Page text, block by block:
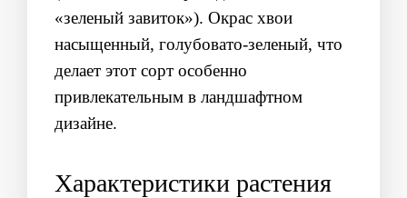
«зеленый завиток»). Окрас хвои
насыщенный, голубовато-зеленый, что
делает этот сорт особенно
привлекательным в ландшафтном
дизайне.
Характеристики растения